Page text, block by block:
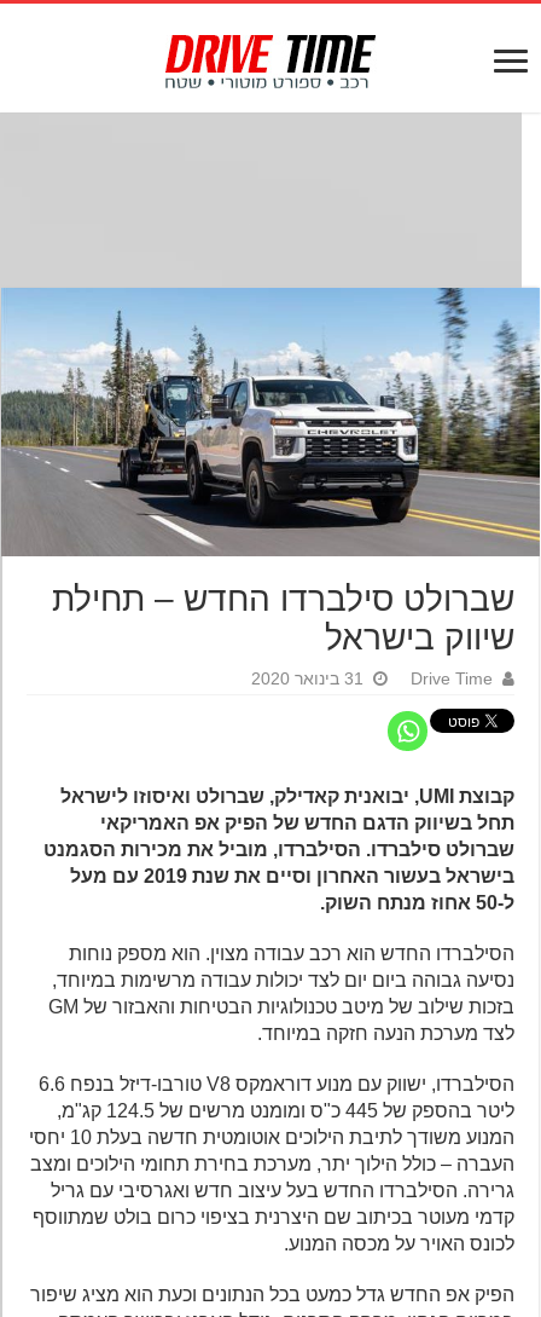
שברולט סילברדו החדש – תחילת
שיווק בישראל
Drive Time 31 בינואר 2020
קבוצת UMI, יבואנית קאדילק, שברולט ואיסוזו לישראל
תחל בשיווק הדגם החדש של הפיק אפ האמריקאי
שברולט סילברדו. הסילברדו, מוביל את מכירות הסגמנט
בישראל בעשור האחרון וסיים את שנת 2019 עם מעל
הסילברדו החדש הוא רכב עבודה מצוין. הוא מספק נוחות
נסיעה גבוהה ביום יום לצד יכולות עבודה מרשימות במיוחד,
בזכות שילוב של מיטב טכנולוגיות הבטיחות והאבזור של GM
לצד מערכת הנעה חזקה במיוחד.
הסילברדו, ישווק עם מנוע דוראמקס V8 טורבו-דיזל בנפח 6.6
ליטר בהספק של 445 כ"ס ומומנט מרשים של 124.5 קג"מ,
המנוע משודך לתיבת הילוכים אוטומטית חדשה בעלת 10 יחסי
העברה – כולל הילוך יתר, מערכת בחירת תחומי הילוכים ומצב
גרירה. הסילברדו החדש בעל עיצוב חדש ואגרסיבי עם גריל
קדמי מעוטר בכיתוב שם היצרנית בציפוי כרום בולט שמתווסף
לכונס האויר על מכסה המנוע.
הפיק אפ החדש גדל כמעט בכל הנתונים וכעת הוא מציג שיפור